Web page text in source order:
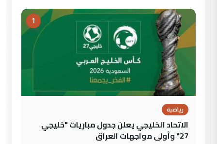
1
رياضية
الاتحاد الخليجي يعلن جدول مباريات "خليجي
27" وأولى مواجهات العراق